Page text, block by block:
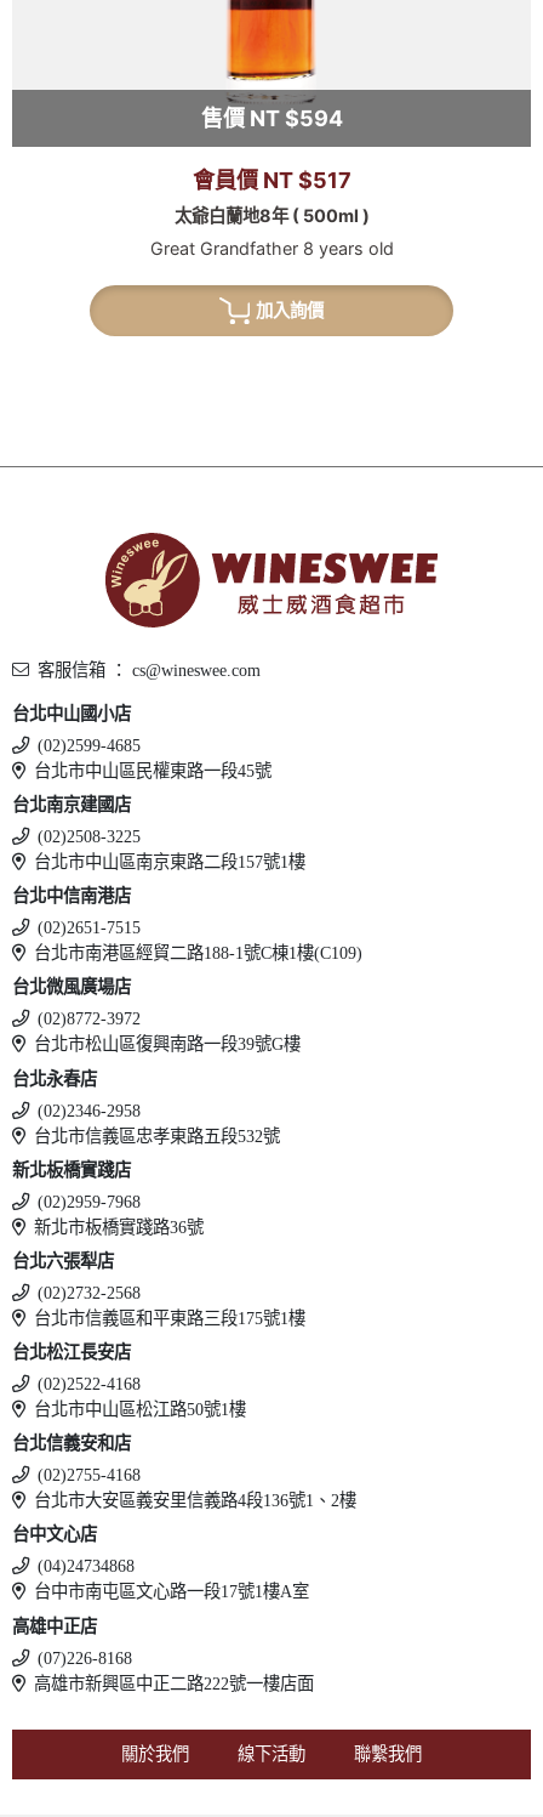
售價 NT $594
會員價 NT $517
太爺白蘭地8年 ( 500ml )
Great Grandfather 8 years old
加入詢價
客服信箱 ： cs@wineswee.com
台北中山國小店
(02)2599-4685
台北市中山區民權東路一段45號
台北南京建國店
(02)2508-3225
台北市中山區南京東路二段157號1樓
台北中信南港店
(02)2651-7515
台北市南港區經貿二路188-1號C棟1樓(C109)
台北微風廣場店
(02)8772-3972
台北市松山區復興南路一段39號G樓
台北永春店
(02)2346-2958
台北市信義區忠孝東路五段532號
新北板橋實踐店
(02)2959-7968
新北市板橋實踐路36號
台北六張犁店
(02)2732-2568
台北市信義區和平東路三段175號1樓
台北松江長安店
(02)2522-4168
台北市中山區松江路50號1樓
台北信義安和店
(02)2755-4168
台北市大安區義安里信義路4段136號1、2樓
台中文心店
(04)24734868
台中市南屯區文心路一段17號1樓A室
高雄中正店
(07)226-8168
高雄市新興區中正二路222號一樓店面
關於我們 線下活動 聯繫我們